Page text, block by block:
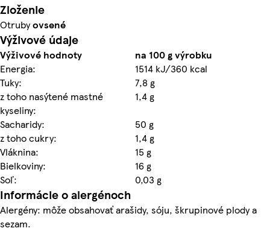
Zloženie
Otrubyovsené
Výživové údaje
Výživové hodnoty
na 100 g výrobku
Energia:
1514 kJ/360 kcal
Tuky:
7,8 g
z toho nasýtené mastné
kyseliny:
1,4 g
Sacharidy:
50 g
z toho cukry:
1,4 g
Vláknina:
15 g
Bielkoviny:
16 g
Soľ:
0,03 g
Informácie o alergénoch
Alergény: môže obsahovať arašidy, sóju, škrupinové plody a
sezam.